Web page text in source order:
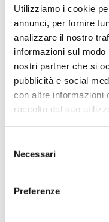
Utilizziamo i cookie
annunci, per fornire
analizzare il nostro
informazioni sul
nostri partner che si
pubblicità e social
con altre informazioni
raccolto dal suo
delNecessari
Preferenze